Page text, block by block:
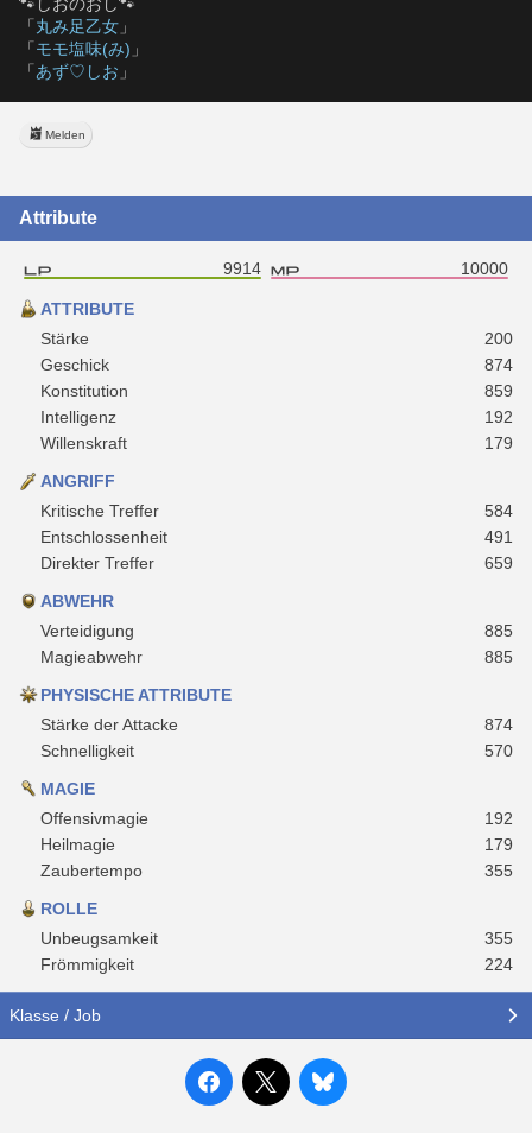
「丸み足乙女」
「モモ塩味(み) 」
「あず♡しお 」
Melden
Attribute
9914 10000
ATTRIBUTE
Stärke
200
Geschick
874
Konstitution
859
Intelligenz
192
Willenskraft
179
ANGRIFF
Kritische Treffer
584
Entschlossenheit
491
Direkter Treffer
659
ABWEHR
Verteidigung
885
Magieabwehr
885
PHYSISCHE ATTRIBUTE
Stärke der Attacke
874
Schnelligkeit
570
MAGIE
Offensivmagie
192
Heilmagie
179
Zaubertempo
355
ROLLE
Unbeugsamkeit
355
Frömmigkeit
224
Klasse / Job